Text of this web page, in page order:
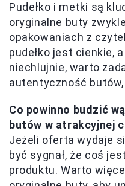
Pudełko i metki są
oryginalne buty
opakowaniach z
pudełko jest cienkie,
niechlujnie, warto
autentyczność
Co powinno budzić
butów w atrakcyjnej
Jeżeli oferta wydaje
być sygnał, że coś
produktu. Warto